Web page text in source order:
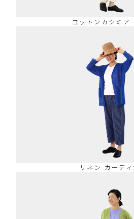
コットンカシミア
リネン カーディ